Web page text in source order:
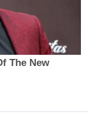
The New